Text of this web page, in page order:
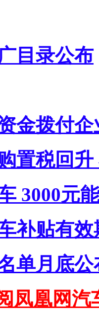
目录公布
金拨付
置税回
3000元
补贴有效
单月底
凤凰网汽